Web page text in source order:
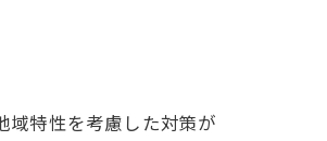
域特性を考慮した対策が